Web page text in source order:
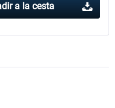
a la cesta